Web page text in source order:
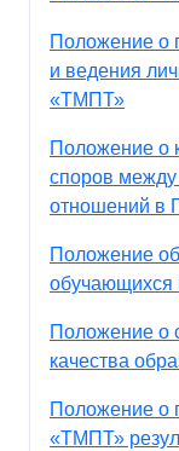
Положение о
и ведения
«ТМПТ»
Положение о
споров между
отношений
Положение
Положение о
качества
Положение о
«ТМПТ»